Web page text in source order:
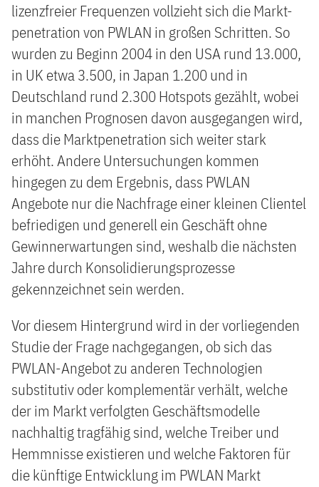
lizenzfreier Frequenzen vollzieht sich die Markt-
penetration von PWLAN in großen Schritten. So
wurden zu Beginn 2004 in den USA rund 13.000,
in UK etwa 3.500, in Japan 1.200 und in
Deutschland rund 2.300 Hotspots gezählt, wobei
in manchen Prognosen davon ausgegangen wird,
dass die Marktpenetration sich weiter stark
erhöht. Andere Untersuchungen kommen
hingegen zu dem Ergebnis, dass PWLAN
Angebote nur die Nachfrage einer kleinen Clientel
befriedigen und generell ein Geschäft ohne
Gewinnerwartungen sind, weshalb die nächsten
Jahre durch Konsolidierungsprozesse
gekennzeichnet sein werden.
Vor diesem Hintergrund wird in der vorliegenden
Studie der Frage nachgegangen, ob sich das
PWLAN-Angebot zu anderen Technologien
substitutiv oder komplementär verhält, welche
der im Markt verfolgten Geschäftsmodelle
nachhaltig tragfähig sind, welche Treiber und
Hemmnisse existieren und welche Faktoren für
die künftige Entwicklung im PWLAN Markt